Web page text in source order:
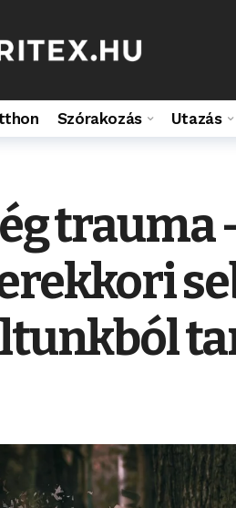
Szórakozás Utazás
trauma